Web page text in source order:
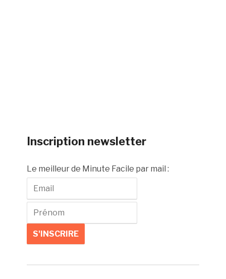
Inscription newsletter
Le meilleur de Minute Facile par mail :